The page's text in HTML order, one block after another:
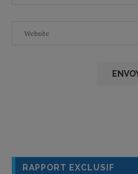
RAPPORT EXCLUSIF